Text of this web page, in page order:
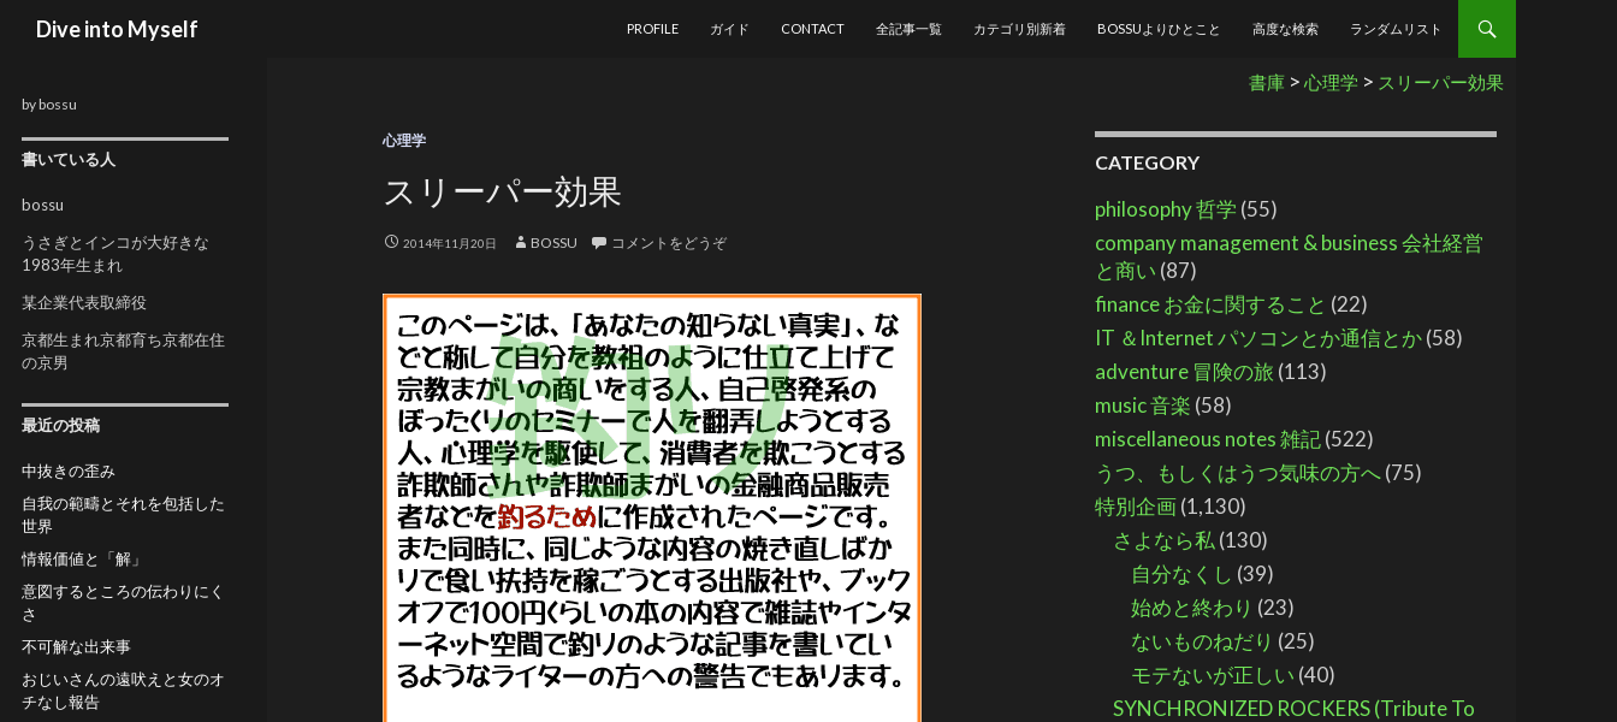
Dive into Myself
検索
PROFILE
ガイド CONTACT 全記事一覧 カテゴリ別新着 BOSSUよりひとこと 高度な検索 ランダムリスト
書庫 > 心理学 > スリーパー効果
心理学
スリーパー効果
2014年11月20日 BOSSU コメントをどうぞ
CATEGORY
philosophy 哲学 (55)
company management & business 会社経営
と商い (87)
finance お金に関すること (22)
IT ＆Internet パソコンとか通信とか(58)
adventure 冒険の旅 (113)
music 音楽 (58)
miscellaneous notes 雑記(522)
うつ、もしくはうつ気味の方へ(75)
特別企画(1,130)
さよなら私 (130)
自分なくし (39)
始めと終わり (23)
ないものねだり (25)
モテないが正しい (40)
SYNCHRONIZED ROCKERS (Tribute To
by bossu
書いている人
bossu
うさぎとインコが大好きな
1983年生まれ
某企業代表取締役
京都生まれ京都育ち京都在住
の京男
最近の投稿
中抜きの歪み
自我の範疇とそれを包括した
世界
情報価値と「解」
意図するところの伝わりにく
さ
不可解な出来事
おじいさんの遠吠えと女のオ
チなし報告